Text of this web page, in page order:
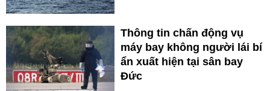
Thông tin chấn động vụ
máy bay không người lái bí
ẩn xuất hiện tại sân bay
Đức